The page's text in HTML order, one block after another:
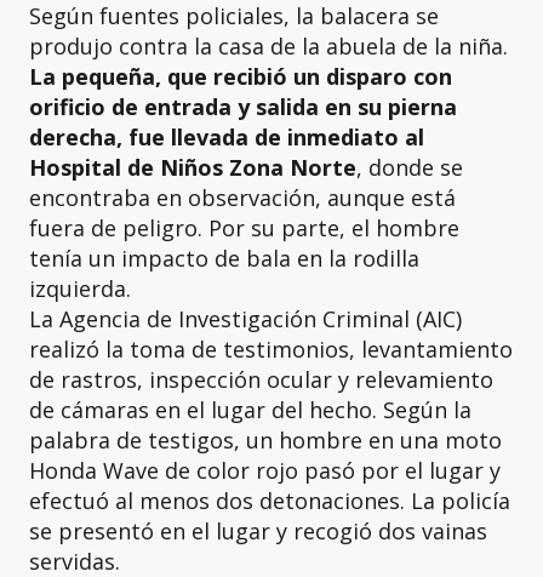
Según fuentes policiales, la balacera se
produjo contra la casa de la abuela de la niña.
La pequeña, que recibió un disparo con
orificio de entrada y salida en su pierna
derecha, fue llevada de inmediato al
Hospital de Niños Zona Norte, donde se
encontraba en observación, aunque está
fuera de peligro. Por su parte, el hombre
tenía un impacto de bala en la rodilla
izquierda.
La Agencia de Investigación Criminal (AIC)
realizó la toma de testimonios, levantamiento
de rastros, inspección ocular y relevamiento
de cámaras en el lugar del hecho. Según la
palabra de testigos, un hombre en una moto
Honda Wave de color rojo pasó por el lugar y
efectuó al menos dos detonaciones. La policía
se presentó en el lugar y recogió dos vainas
servidas.